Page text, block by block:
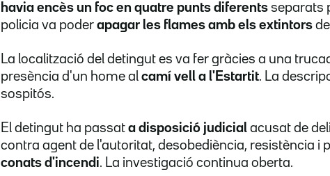
havia encès un foc en quatre punts diferents separats
policia va poder apagar les flames amb els extintors
La localització del detingut es va fer gràcies a una
presència d'un home al camí vell a l'Estartit. La
sospitós.
El detingut ha passat a disposició judicial acusat de
contra agent de l'autoritat, desobediència, resistència i
conats d'incendi. La investigació continua oberta.